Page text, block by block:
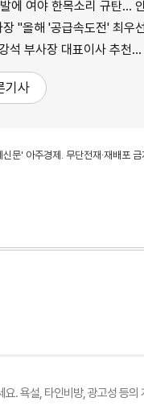
에 여야 한목소리 규탄… 안보
해 '공급속도전' 최우선할 것"… 제도
석 부사장 대표이사 추천… 김
기사
문' 아주경제. 무단전재·재배포 금